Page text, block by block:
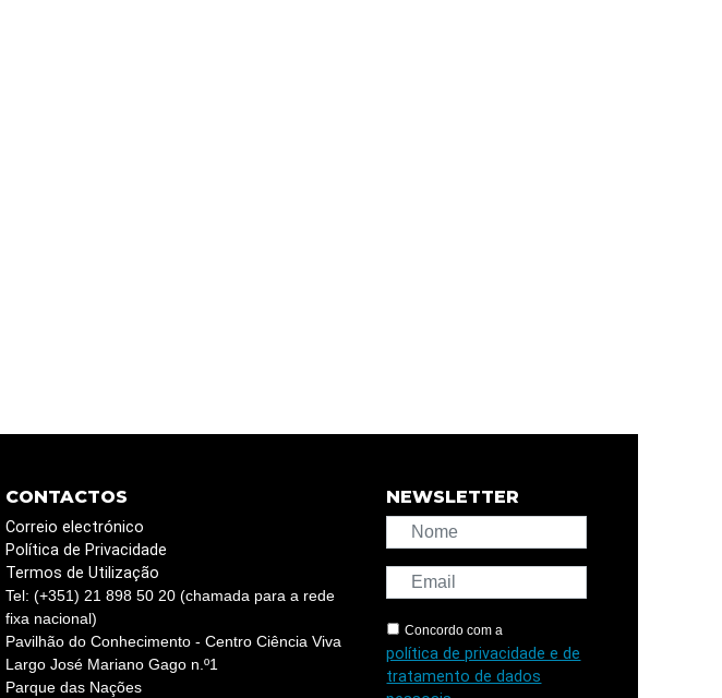
CONTACTOS
Correio electrónico
Política de Privacidade
Termos de Utilização
Tel: (+351) 21 898 50 20 (chamada para a rede
fixa nacional)
Pavilhão do Conhecimento - Centro Ciência Viva
Largo José Mariano Gago n.º1
Parque das Nações
NEWSLETTER
Concordo com a
política de privacidade e de
tratamento de dados